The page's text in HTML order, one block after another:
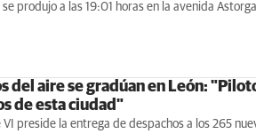
se produjo a las 19:01 horas en la avenida Astorga
del aire se gradúan en León:
de esta ciudad"
VI preside la entrega de despachos a los 265